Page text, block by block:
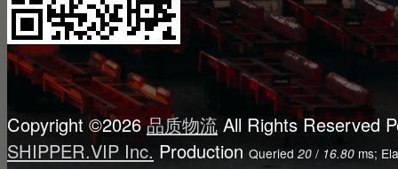
Copyright ©2026品质物流 All Rights Reserved
SHIPPER.VIP Inc. Production Queried20 / 16.80 ms;